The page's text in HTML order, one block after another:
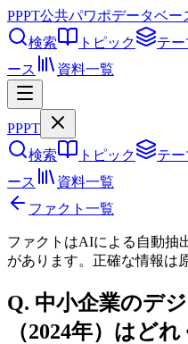
PPPT公共パワポデータベー
検索
トピック テ
ース
資料一覧
PPPT
検索
トピック テ
ース
資料一覧
ファクト一覧
ファクトはAIによる自動抽
があります。正確な情報は
Q. 中小企業のデ
（2024年）はど